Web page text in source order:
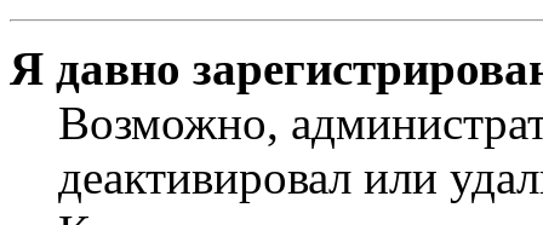
Я давно
Возможно,
деактивировал или